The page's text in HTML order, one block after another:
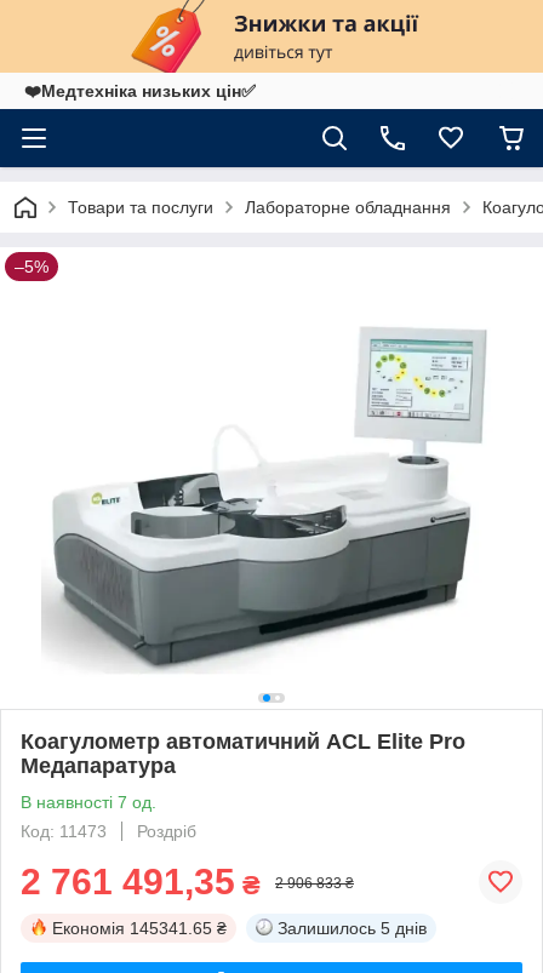
❤️Медтехніка низьких цін✅
Товари та послуги Лабораторне обладнання
–5%
Коагулометр автоматичний ACL Elite Pro
Медапаратура
В наявності 7 од.
Код: 11473
Роздріб
2 761 491,35 ₴ 2 906 833 ₴
Економія 145341.65 ₴ Залишилось 5 днів